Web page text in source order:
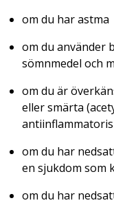
om du har astma
om du använder
sömnmedel och
om du är
eller smärta
om du har
en sjukdom som
om du har